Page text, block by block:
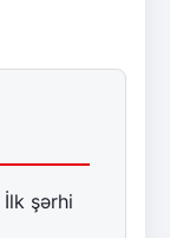
İlk şərhi